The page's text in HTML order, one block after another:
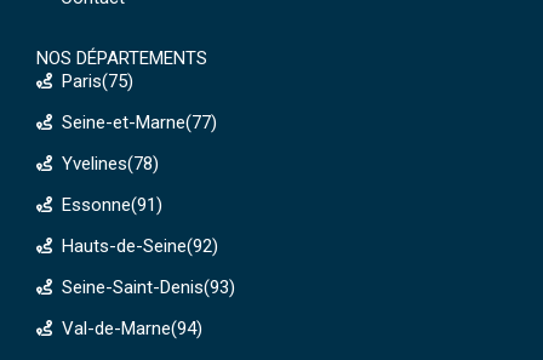
NOS DÉPARTEMENTS
Paris(75)
Seine-et-Marne(77)
Yvelines(78)
Essonne(91)
Hauts-de-Seine(92)
Seine-Saint-Denis(93)
Val-de-Marne(94)